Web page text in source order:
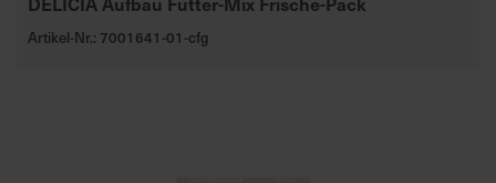
Artikel-Nr.: 7001641-01-cfg